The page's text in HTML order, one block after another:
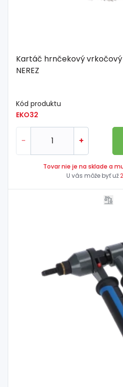
Kartáč hrnčekový vrkočový
NEREZ
Kód produktu
EKO32
- +
Tovar nie je na sklade a
U vás môže byť už